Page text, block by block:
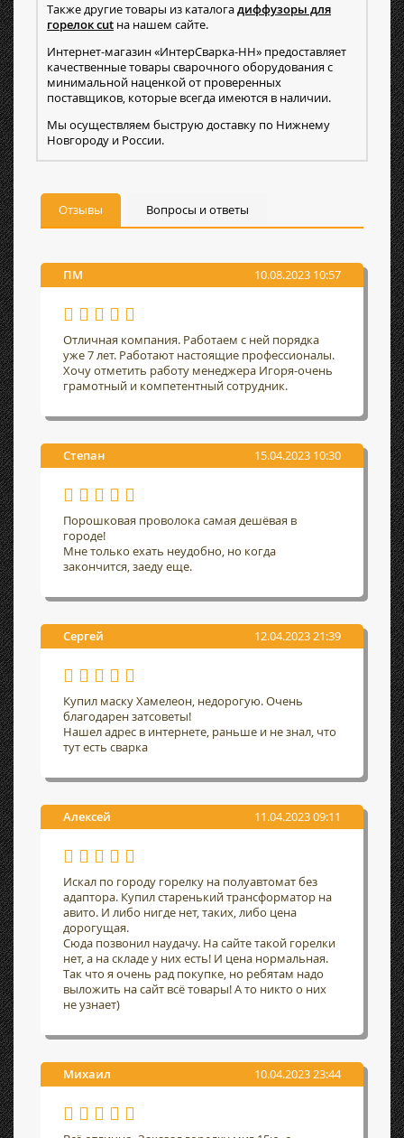
Также другие товары из каталогадиффузоры для
горелок cut на нашем сайте.
Интернет-магазин «ИнтерСварка-НН» предоставляет
качественные товары сварочного оборудования с
минимальной наценкой от проверенных
поставщиков, которые всегда имеются в наличии.
Мы осуществляем быструю доставку по Нижнему
Новгороду и России.
Отзывы Вопросы и ответы
ПМ 10.08.2023 10:57
Отличная компания. Работаем с ней порядка
уже 7 лет. Работают настоящие профессионалы.
Хочу отметить работу менеджера Игоря-очень
грамотный и компетентный сотрудник.
Степан 15.04.2023 10:30
Порошковая проволока самая дешёвая в
городе!
Мне только ехать неудобно, но когда
закончится, заеду еще.
Сергей 12.04.2023 21:39
Купил маску Хамелеон, недорогую. Очень
благодарен затсоветы!
Нашел адрес в интернете, раньше и не знал, что
тут есть сварка
Алексей 11.04.2023 09:11
Искал по городу горелку на полуавтомат без
адаптора. Купил старенький трансформатор на
авито. И либо нигде нет, таких, либо цена
дорогущая.
Сюда позвонил наудачу. На сайте такой горелки
нет, а на складе у них есть! И цена нормальная.
Так что я очень рад покупке, но ребятам надо
выложить на сайт всё товары! А то никто о них
не узнает)
Михаил 10.04.2023 23:44